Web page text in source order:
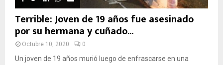
Terrible: Joven de 19 años fue asesinado
por su hermana y cuñado...
Octubre 10, 2020 0
Un joven de 19 años murió luego de enfrascarse en una